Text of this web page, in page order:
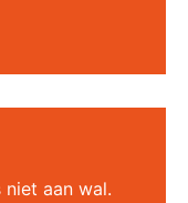
aan wal.